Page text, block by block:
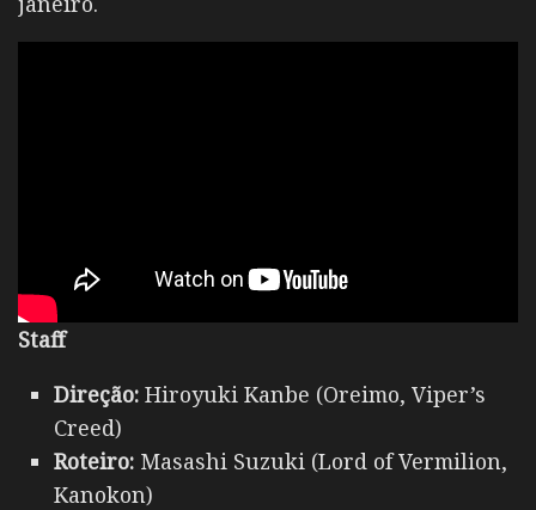
Staff
Direção: Hiroyuki Kanbe (Oreimo, Viper’s
Creed)
Roteiro: Masashi Suzuki (Lord of Vermilion,
Kanokon)